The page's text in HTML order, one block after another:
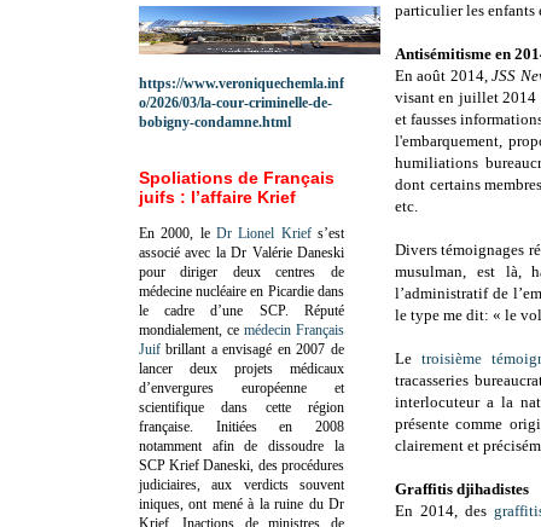
particulier les enfants
Antisémitisme en
En août 2014,JSS
visant en juillet 2014
et fausses
l'embarquement,
humiliations
dont certains
etc.
Divers témoignages
musulman, est là,
l’administratif de
le type me dit: « le
Letroisième
tracasseries
interlocuteur a la
présente comme
clairement et
Graffitis djihadistes
En 2014, des
https://www.veroniquechemla.inf
o/2026/03/la-cour-criminelle-de-
bobigny-condamne.html
Spoliations de Français
juifs : l’affaire Krief
En 2000, le Dr Lionel Kriefs’est
associé avec la Dr Valérie Daneski
pour diriger deux centres de
médecine nucléaire en Picardie dans
le cadre d’une SCP. Réputé
mondialement, ce médecin Français
Juif brillant a envisagé en 2007 de
lancer deux projets médicaux
d’envergures européenne et
scientifique dans cette région
française. Initiées en 2008
notamment afin de dissoudre la
SCP Krief Daneski, des procédures
judiciaires, aux verdicts souvent
iniques, ont mené à la ruine du Dr
Krief.Inactions de ministres de